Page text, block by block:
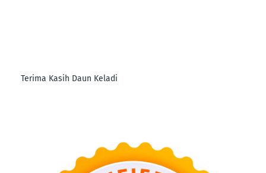
Terima Kasih Daun Keladi